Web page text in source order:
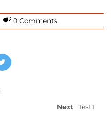
0 Comments
Next Test1